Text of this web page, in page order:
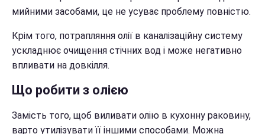
мийними засобами, це не усуває проблему повністю.
Крім того, потрапляння олії в каналізаційну систему
ускладнює очищення стічних вод і може негативно
впливати на довкілля.
Що робити з олією
Замість того, щоб виливати олію в кухонну раковину,
варто утилізувати її іншими способами. Можна